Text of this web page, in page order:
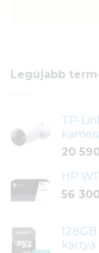
Legújabb
TP-
20 590
HP
56 300
kártya